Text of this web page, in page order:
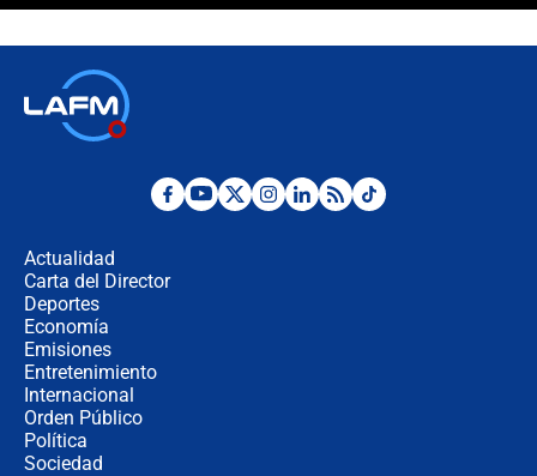
¿La posesión de Abelardo De la
Actualidad
Carta del Director
Deportes
Economía
Emisiones
Entretenimiento
Internacional
Orden Público
Política
Sociedad